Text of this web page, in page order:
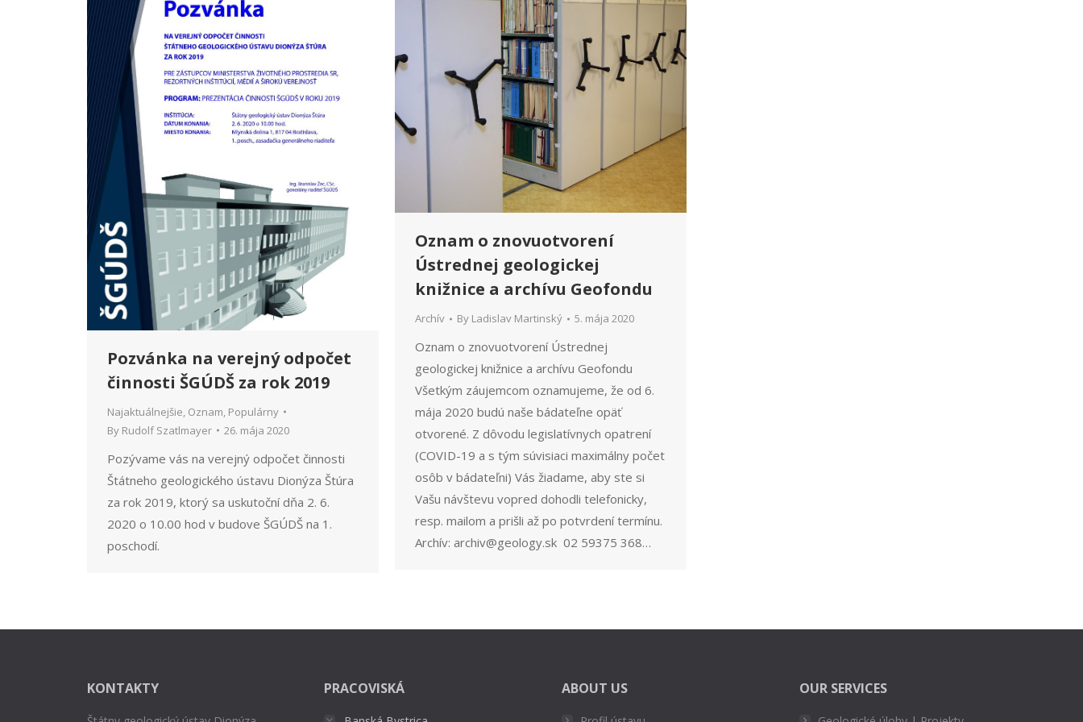
Pozvánka na verejný odpočet
činnosti ŠGÚDŠ za rok 2019
Najaktuálnejšie, Oznam, Populárny
By Rudolf Szatlmayer 26. mája 2020
Pozývame vás na verejný odpočet činnosti
Štátneho geologického ústavu Dionýza Štúra
za rok 2019, ktorý sa uskutoční dňa 2. 6.
2020 o 10.00 hod v budove ŠGÚDŠ na 1.
poschodí.
Oznam o znovuotvorení
Ústrednej geologickej
knižnice a archívu Geofondu
Archív By Ladislav Martinský 5. mája 2020
Oznam o znovuotvorení Ústrednej
geologickej knižnice a archívu Geofondu
Všetkým záujemcom oznamujeme, že od 6.
mája 2020 budú naše bádateľne opäť
otvorené. Z dôvodu legislatívnych opatrení
(COVID-19 a s tým súvisiaci maximálny počet
osôb v bádateľni) Vás žiadame, aby ste si
Vašu návštevu vopred dohodli telefonicky,
resp. mailom a prišli až po potvrdení termínu.
Archív: archiv@geology.sk 02 59375 368…
KONTAKTY PRACOVISKÁ ABOUT US OUR SERVICES